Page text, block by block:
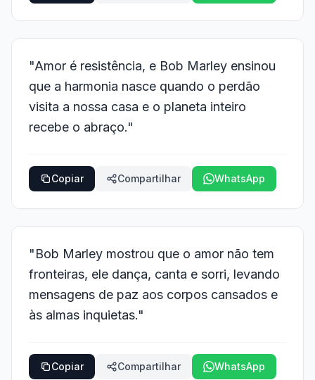
"Amor é resistência, e Bob Marley ensinou
que a harmonia nasce quando o perdão
visita a nossa casa e o planeta inteiro
recebe o abraço."
Copiar Compartilhar WhatsApp
"Bob Marley mostrou que o amor não tem
fronteiras, ele dança, canta e sorri, levando
mensagens de paz aos corpos cansados e
às almas inquietas."
Copiar Compartilhar WhatsApp